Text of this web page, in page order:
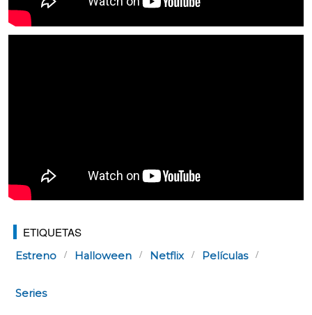
ETIQUETAS
Estreno Halloween Netflix Películas
Series